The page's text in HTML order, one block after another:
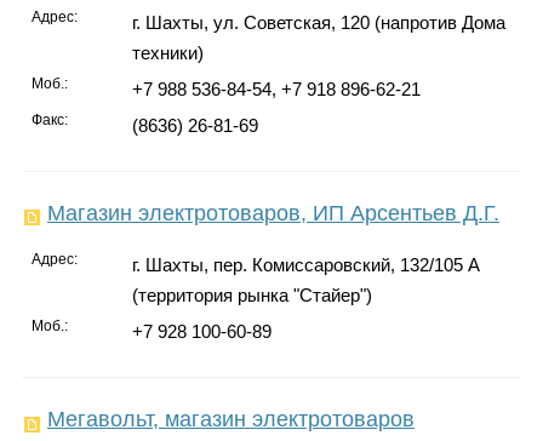
Адрес:
г. Шахты, ул. Советская, 120 (напротив Дома
техники)
Моб.: +7 988 536-84-54, +7 918 896-62-21
Факс: (8636) 26-81-69
Магазин электротоваров, ИП Арсентьев Д.Г.
Адрес:
г. Шахты, пер. Комиссаровский, 132/105 А
(территория рынка "Стайер")
Моб.: +7 928 100-60-89
Мегавольт, магазин электротоваров